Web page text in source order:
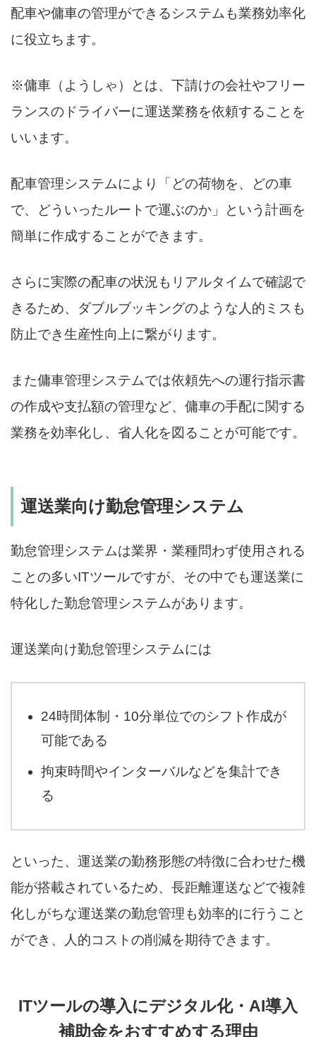
配車や傭車の管理ができるシステムも業務効率化
に役立ちます。
※傭車（ようしゃ）とは、下請けの会社やフリー
ランスのドライバーに運送業務を依頼することを
いいます。
配車管理システムにより「どの荷物を、どの車
で、どういったルートで運ぶのか」という計画を
簡単に作成することができます。
さらに実際の配車の状況もリアルタイムで確認で
きるため、ダブルブッキングのような人的ミスも
防止でき生産性向上に繋がります。
また傭車管理システムでは依頼先への運行指示書
の作成や支払額の管理など、傭車の手配に関する
業務を効率化し、省人化を図ることが可能です。
運送業向け勤怠管理システム
勤怠管理システムは業界・業種問わず使用される
ことの多いITツールですが、その中でも運送業に
特化した勤怠管理システムがあります。
運送業向け勤怠管理システムには
24時間体制・10分単位でのシフト作成が
可能である
拘束時間やインターバルなどを集計でき
る
といった、運送業の勤務形態の特徴に合わせた機
能が搭載されているため、長距離運送などで複雑
化しがちな運送業の勤怠管理も効率的に行うこと
ができ、人的コストの削減を期待できます。
ITツールの導入にデジタル化・AI導入
補助金をおすすめする理由